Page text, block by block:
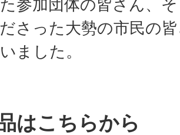
参加団体の皆さん、
さった大勢の市民の
ました。
はこちらから